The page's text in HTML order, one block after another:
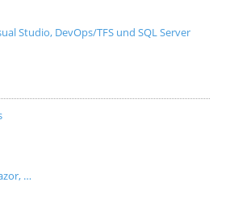
Studio, DevOps/TFS und SQL Server
…